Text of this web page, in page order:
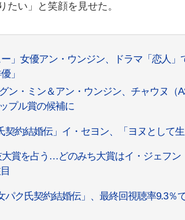
たい」と笑顔を見せた。
ー」女優アン・ウンジン、ドラマ「恋人
」
グン・ミン＆アン・ウンジン、チャウヌ（
プル賞の候補に
契約結婚伝」イ・セヨン、「ヨヌとして
賞を占う…どのみち大賞はイ・ジェフ
パク氏契約結婚伝」、最終回視聴率9.3％